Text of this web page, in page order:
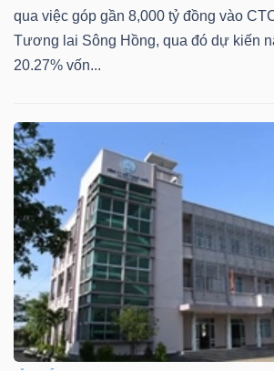
qua việc góp gần 8,000 tỷ đồng vào
Tương lai Sông Hồng, qua đó dự kiến
20.27% vốn...
tư
Truyền
thông
tài
chính